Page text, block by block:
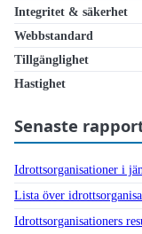
Integritet & säkerhet
Webbstandard
Tillgänglighet
Hastighet
Senaste
Idrottsorganisationer i
Lista över
Idrottsorganisationers